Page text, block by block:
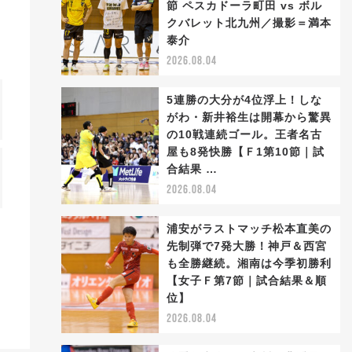
節 ペスカドーラ町田 vs ボル
クバレット北九州／撮影＝満本
泰介
2026.08.04
5連勝の大分が4位浮上！しな
がわ・新井裕生は開幕から驚異
の10戦連続ゴール。王者名古
屋も8発快勝【Ｆ1第10節｜試
合結果 …
2026.08.04
浦安がラストマッチ松本直美の
先制弾で7発大勝！神戸＆西宮
も全勝継続。湘南は今季初勝利
【女子Ｆ第7節｜試合結果＆順
位】
2026.08.04